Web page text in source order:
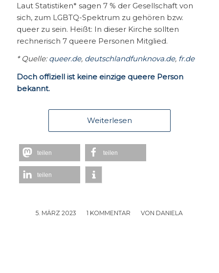
Laut Statistiken* sagen 7 % der Gesellschaft von
sich, zum LGBTQ-Spektrum zu gehören bzw.
queer zu sein. Heißt: In dieser Kirche sollten
rechnerisch 7 queere Personen Mitglied.
* Quelle: queer.de, deutschlandfunknova.de, fr.de
Doch offiziell ist keine einzige queere Person
bekannt.
Weiterlesen
teilen teilen
teilen
5. MÄRZ 2023
/ 1 KOMMENTAR
/ VON DANIELA